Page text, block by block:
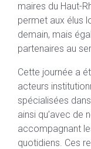
maires du Haut-
permet aux élus
demain, mais
partenaires au
Cette journée a
acteurs
spécialisées
ainsi qu’avec de
accompagnant
quotidiens. Ces